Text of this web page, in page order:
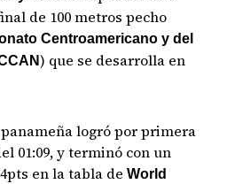
de 100 metros pecho
Centroamericano y del
) que se desarrolla en
logró por primera
01:09, y terminó con un
en la tabla deWorld